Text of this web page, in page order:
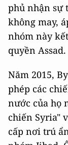
phủ nhận sự
không may,
nhóm này
quyền Assad.
Năm 2015,
phép các
nước của họ
chiến Syria"
cấp nơi trú